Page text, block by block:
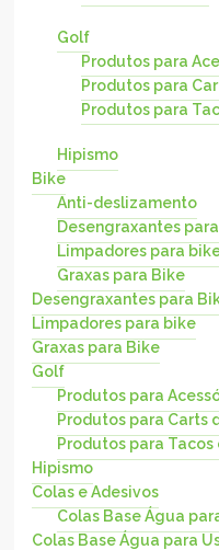
Golf
Produtos para
Produtos para
Produtos para
Hipismo
Bike
Anti-deslizamento
Desengraxantes
Limpadores para
Graxas para Bike
Desengraxantes para
Limpadores para bike
Graxas para Bike
Golf
Produtos para
Produtos para Carts
Produtos para Tacos
Hipismo
Colas e Adesivos
Colas Base Água
Colas Base Água para